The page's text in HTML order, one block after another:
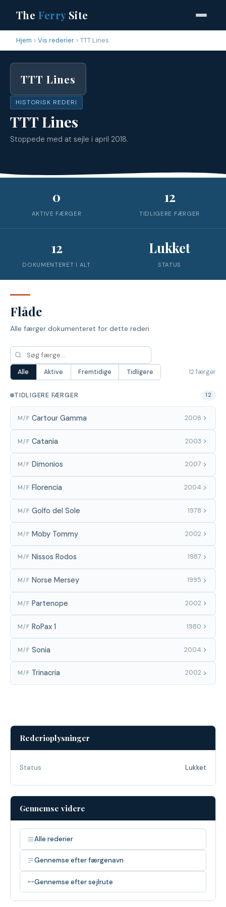
The FerrySite
Hjem Vis rederier TTT Lines
TTT Lines
HISTORISK REDERI
TTT Lines
Stoppede med at sejle i april 2018.
0
AKTIVE FÆRGER
12
TIDLIGERE FÆRGER
12
DOKUMENTERET I ALT
Lukket
STATUS
Flåde
Alle færger dokumenteret for dette rederi
Alle Aktive Fremtidige Tidligere 12 færger
TIDLIGERE FÆRGER 12
M/F Cartour Gamma 2006
M/F Catania 2003
M/F Dimonios 2007
M/F Florencia 2004
M/F Golfo del Sole 1978
M/F Moby Tommy 2002
M/F Nissos Rodos 1987
M/F Norse Mersey 1995
M/F Partenope 2002
M/F RoPax 1 1980
M/F Sonia 2004
M/F Trinacria 2002
Rederioplysninger
Status Lukket
Gennemse videre
Alle rederier
Gennemse efter færgenavn
Gennemse efter sejlrute